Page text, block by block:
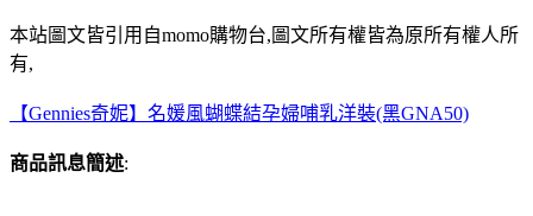
本站圖文皆引用自momo購物台,圖文所有權皆為原所有權人所
有,
【Gennies奇妮】名媛風蝴蝶結孕婦哺乳洋裝(黑GNA50)
商品訊息簡述: